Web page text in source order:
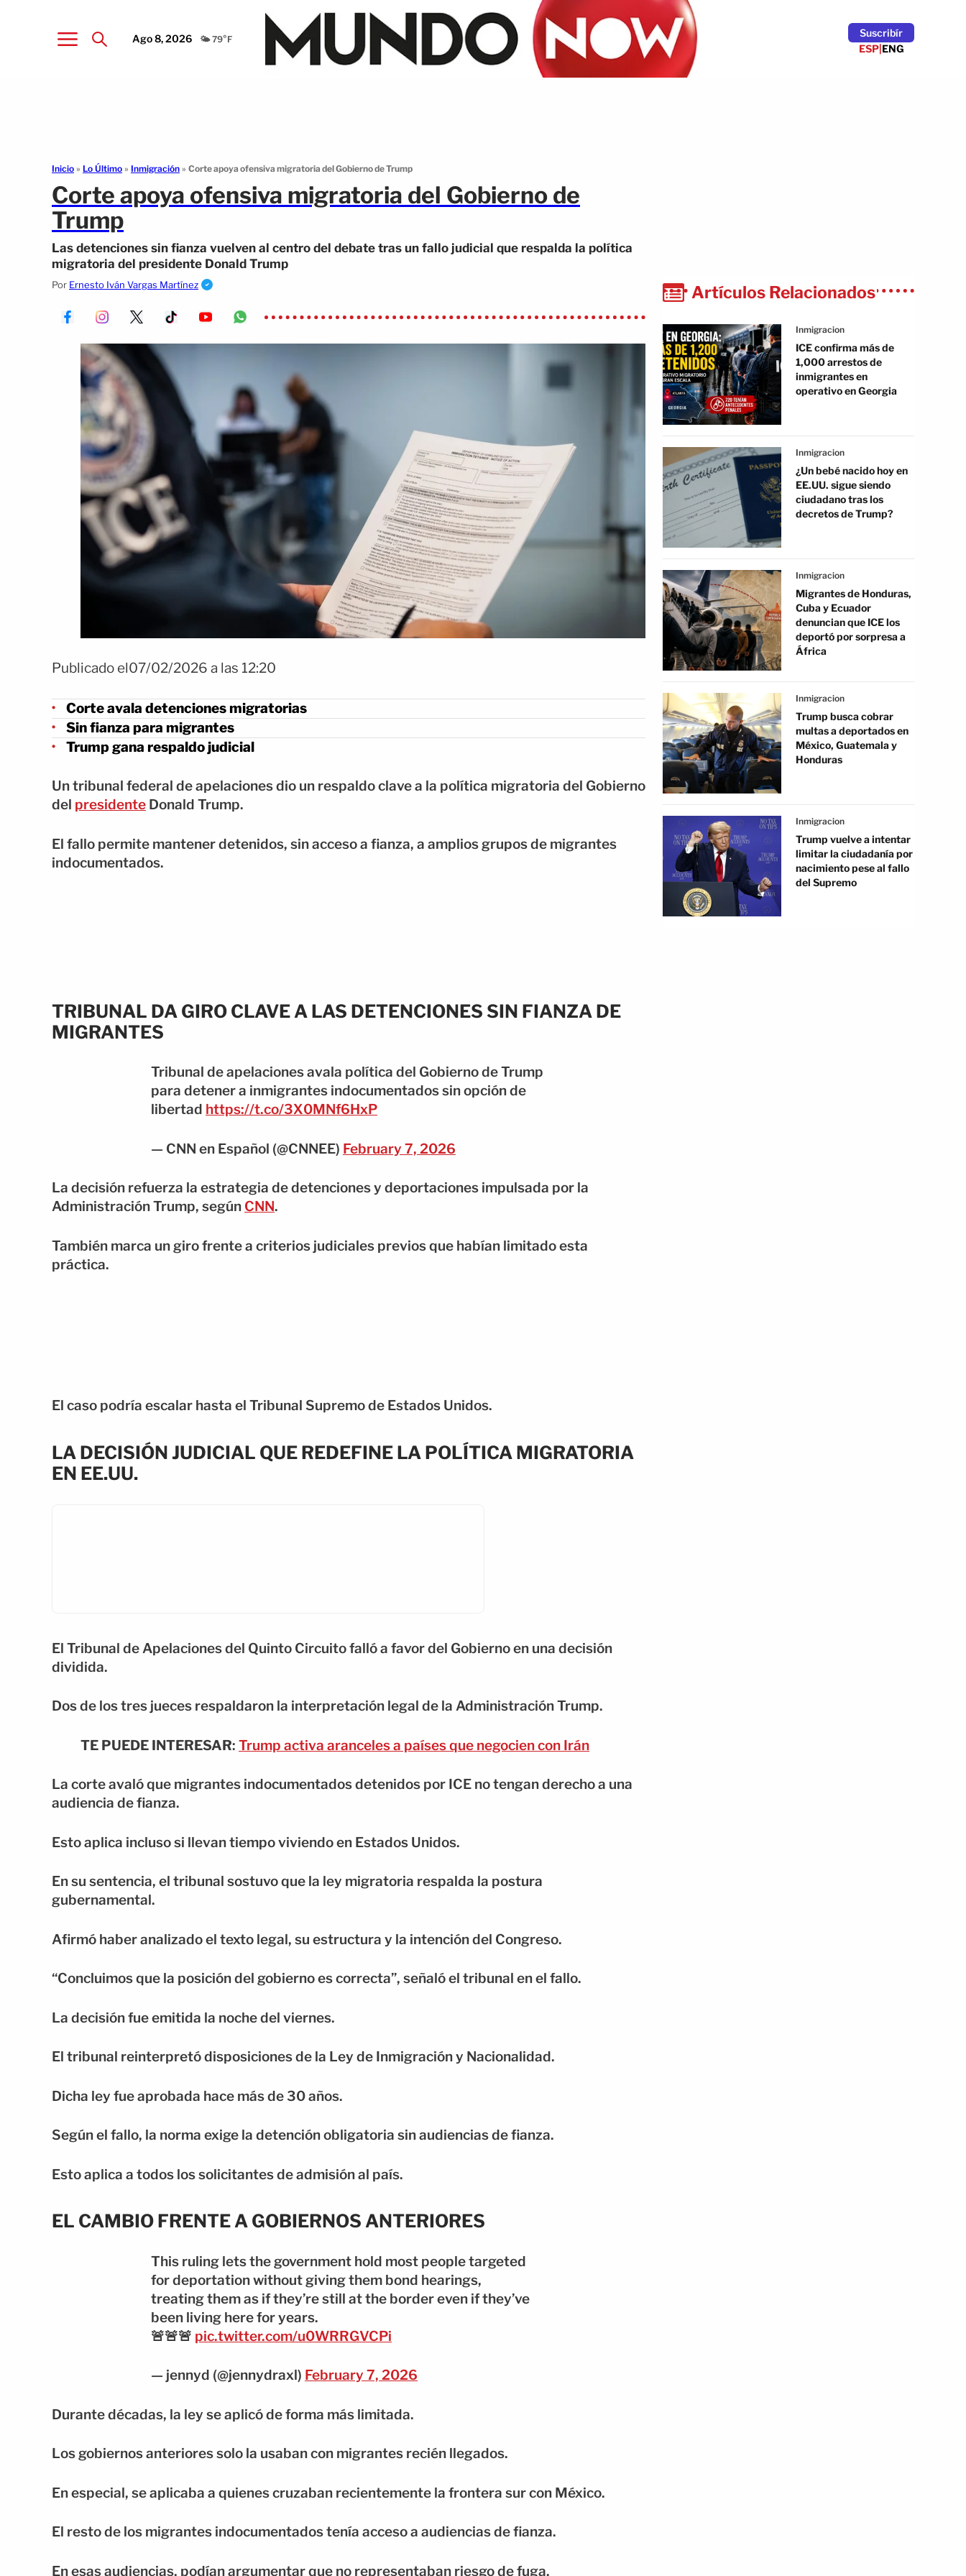
Ago 8, 2026 🌤️ 79°F
Suscribír
ESP|ENG
Inicio » Lo Último » Inmigración » Corte apoya ofensiva migratoria del Gobierno de Trump
Corte apoya ofensiva migratoria del Gobierno de
Trump
Las detenciones sin fianza vuelven al centro del debate tras un fallo judicial que respalda la política
migratoria del presidente Donald Trump
Por Ernesto Iván Vargas Martínez
Publicado el07/02/2026 a las 12:20
Corte avala detenciones migratorias
Sin fianza para migrantes
Trump gana respaldo judicial
Un tribunal federal de apelaciones dio un respaldo clave a la política migratoria del Gobierno
del presidente Donald Trump.
El fallo permite mantener detenidos, sin acceso a fianza, a amplios grupos de migrantes
indocumentados.
TRIBUNAL DA GIRO CLAVE A LAS DETENCIONES SIN FIANZA DE
MIGRANTES
Tribunal de apelaciones avala política del Gobierno de Trump
para detener a inmigrantes indocumentados sin opción de
libertad https://t.co/3X0MNf6HxP
— CNN en Español (@CNNEE) February 7, 2026
La decisión refuerza la estrategia de detenciones y deportaciones impulsada por la
Administración Trump, según CNN.
También marca un giro frente a criterios judiciales previos que habían limitado esta
práctica.
El caso podría escalar hasta el Tribunal Supremo de Estados Unidos.
LA DECISIÓN JUDICIAL QUE REDEFINE LA POLÍTICA MIGRATORIA
EN EE.UU.
El Tribunal de Apelaciones del Quinto Circuito falló a favor del Gobierno en una decisión
dividida.
Dos de los tres jueces respaldaron la interpretación legal de la Administración Trump.
TE PUEDE INTERESAR: Trump activa aranceles a países que negocien con Irán
La corte avaló que migrantes indocumentados detenidos por ICE no tengan derecho a una
audiencia de fianza.
Esto aplica incluso si llevan tiempo viviendo en Estados Unidos.
En su sentencia, el tribunal sostuvo que la ley migratoria respalda la postura
gubernamental.
Afirmó haber analizado el texto legal, su estructura y la intención del Congreso.
“Concluimos que la posición del gobierno es correcta”, señaló el tribunal en el fallo.
La decisión fue emitida la noche del viernes.
El tribunal reinterpretó disposiciones de la Ley de Inmigración y Nacionalidad.
Dicha ley fue aprobada hace más de 30 años.
Según el fallo, la norma exige la detención obligatoria sin audiencias de fianza.
Esto aplica a todos los solicitantes de admisión al país.
EL CAMBIO FRENTE A GOBIERNOS ANTERIORES
This ruling lets the government hold most people targeted
for deportation without giving them bond hearings,
treating them as if they’re still at the border even if they’ve
been living here for years.
🚨🚨🚨 pic.twitter.com/u0WRRGVCPi
— jennyd (@jennydraxl) February 7, 2026
Durante décadas, la ley se aplicó de forma más limitada.
Los gobiernos anteriores solo la usaban con migrantes recién llegados.
En especial, se aplicaba a quienes cruzaban recientemente la frontera sur con México.
El resto de los migrantes indocumentados tenía acceso a audiencias de fianza.
En esas audiencias, podían argumentar que no representaban riesgo de fuga.
Artículos Relacionados
Inmigracion
ICE confirma más de
1,000 arrestos de
inmigrantes en
operativo en Georgia
Inmigracion
¿Un bebé nacido hoy en
EE.UU. sigue siendo
ciudadano tras los
decretos de Trump?
Inmigracion
Migrantes de Honduras,
Cuba y Ecuador
denuncian que ICE los
deportó por sorpresa a
África
Inmigracion
Trump busca cobrar
multas a deportados en
México, Guatemala y
Honduras
Inmigracion
Trump vuelve a intentar
limitar la ciudadanía por
nacimiento pese al fallo
del Supremo